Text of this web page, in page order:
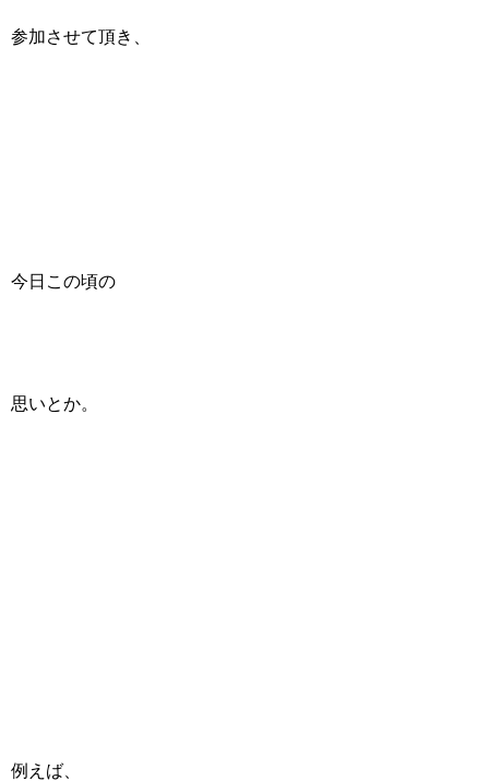
参加させて頂き、
今日この頃の
思いとか。
例えば、